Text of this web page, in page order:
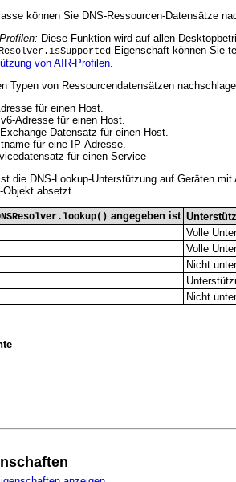
können Sie DNS-Ressourcen-Datensätze
Diese Funktion wird auf allen
-Eigenschaft können Sie
von AIR-Profilen.
Typen von Ressourcendatensätzen
für einen Host.
Adresse für einen Host.
Datensatz für einen Host.
für eine IP-Adresse.
für einen Service
die DNS-Lookup-Unterstützung auf Geräten
Objekt absetzt.
angegeben ist
Volle
Volle
Nicht
Nicht